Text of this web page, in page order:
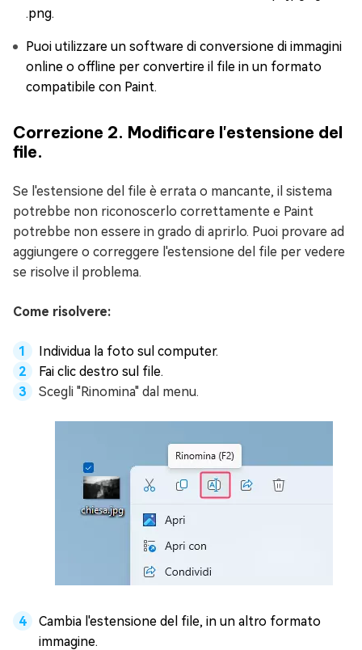
.png.
Puoi utilizzare un software di conversione di immagini
online o offline per convertire il file in un formato
compatibile con Paint.
Correzione 2. Modificare l'estensione del
file.
Se l'estensione del file è errata o mancante, il sistema
potrebbe non riconoscerlo correttamente e Paint
potrebbe non essere in grado di aprirlo. Puoi provare ad
aggiungere o correggere l'estensione del file per vedere
se risolve il problema.
Come risolvere:
Individua la foto sul computer.
Fai clic destro sul file.
Scegli "Rinomina" dal menu.
Cambia l'estensione del file, in un altro formato
immagine.